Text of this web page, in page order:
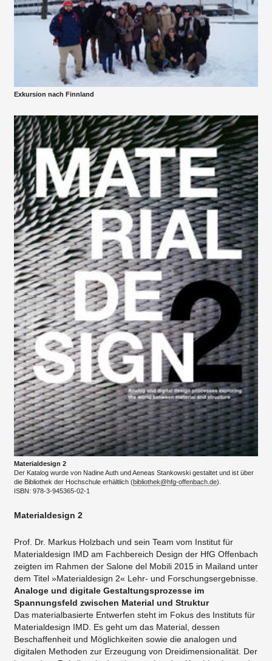
Exkursion nach Finnland
Materialdesign 2
Der Katalog wurde von Nadine Auth und Aeneas Stankowski gestaltet und ist über
die Bibliothek der Hochschule erhältlich (bibliothek@hfg-offenbach.de).
​ISBN: 978-3-945365-02-1
Materialdesign 2
​Prof. Dr. Markus Holzbach und sein Team vom Institut für
Materialdesign IMD am Fachbereich Design der HfG Offenbach
zeigten im Rahmen der Salone del Mobili 2015 in Mailand unter
dem Titel »Materialdesign 2« Lehr- und Forschungsergebnisse.
Analoge und digitale Gestaltungsprozesse im
Spannungsfeld zwischen Material und Struktur
Das materialbasierte Entwerfen steht im Fokus des Instituts für
Materialdesign IMD. Es geht um das Material, dessen
Beschaffenheit und Möglichkeiten sowie die analogen und
digitalen Methoden zur Erzeugung von Dreidimensionalität. Der